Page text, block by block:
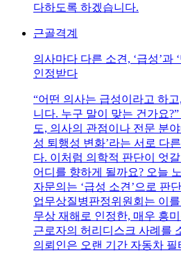
다하도록 하겠습니다.
근골격계
의사마다 다른 소견, ‘급성’과
인정받다
“어떤 의사는 급성이라고 하
니다. 누구 말이 맞는 건가요
도, 의사의 관점이나 전문 분
성 퇴행성 변화’라는 서로 다
다. 이처럼 의학적 판단이 엇
어디를 향하게 될까요? 오늘
자문의는 ‘급성 소견’으로 판
업무상질병판정위원회는 이
무상 재해로 인정한, 매우 흥
근로자의 허리디스크 사례를
의뢰인은 오랜 기간 자동차